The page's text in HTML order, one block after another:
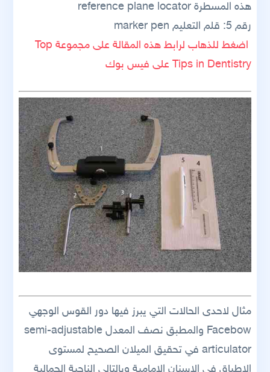
هذه المسطرة reference plane locator
رقم 5: قلم التعليم marker pen
اضغط للذهاب لرابط هذه المقالة على مجموعة Top
Tips in Dentistry على فيس بوك
مثال لاحدى الحالات التي يبرز فيها دور القوس الوجهي
Facebow والمطبق نصف المعدل semi-adjustable
articulator في تحقيق الميلان الصحيح لمستوى
الاطباق في الاسنان الامامية وبالتالي الناحية الجمالية